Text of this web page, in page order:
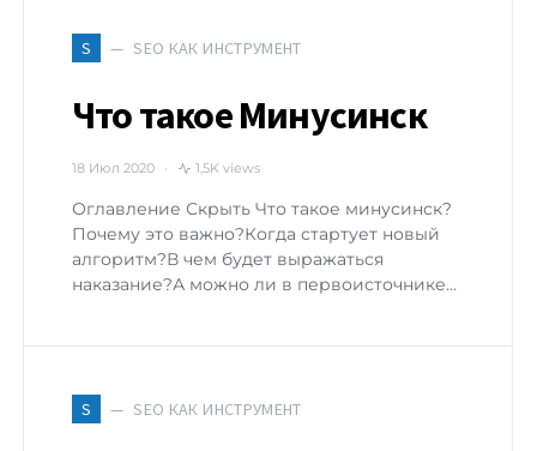
S SEO КАК ИНСТРУМЕНТ
Что такое Минусинск
18 Июл 2020 1,5K views
Оглавление Скрыть Что такое минусинск?
Почему это важно?Когда стартует новый
алгоритм?В чем будет выражаться
наказание?А можно ли в первоисточнике…
S SEO КАК ИНСТРУМЕНТ